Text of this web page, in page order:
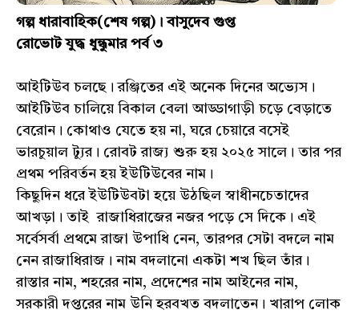
গল্প ধারাবাহিক(শেষ গল্প)। বাসুদেব গুপ্ত
রোভোট যুদ্ধ ধুন্ধুমার পর্ব ৩
আইটিউব চলছে। রঞ্জিতের এই অনেক দিনের অভ‍্যেস।
আইটিউব চালিয়ে বিকাল বেলা আড্ডাগাড়ী চড়ে বেড়াতে
বেরোন। কোথাও যেতে হয় না, ঘরে চেয়ারে বসেই
ভারচুয়াল ট্যুর। রোবট রাজ‍্য শুরু হয় ২০২৫ সালে। তার পর
প্রথম পরিবর্তন হয় ইউটিউবের নাম।
কিছুদিন ধরে ইউটিউবটা হয়ে উঠছিল স্বাধীনচেতাদের
আখড়া। তাই রাজাধিরাজের নজর পড়ে সে দিকে। এই
সর্বেসর্বা প্রথমে রাজা উপাধি নেন, তারপর সেটা বদলে নাম
নেন রাজাধিরাজ। নাম বদলানো একটা শখ ছিল তাঁর।
রাস্তার নাম, শহরের নাম, প্রদেশের নাম আইনের নাম,
সরকারী দপ্তরের নাম উনি হরবখত বদলাতেন। খারাপ লোক